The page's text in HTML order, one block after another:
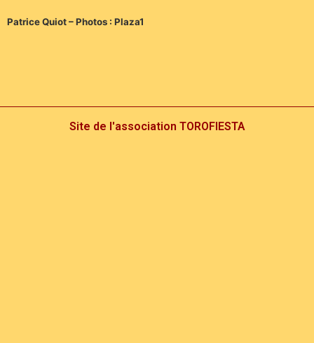
Patrice Quiot – Photos : Plaza1
Site de l'association TOROFIESTA